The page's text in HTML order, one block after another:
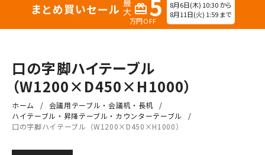
まとめ買いセール redeem
万円OFF
8月6日(木) 10:30 から
8月11日(火) 1:59 まで
口の字脚ハイテーブル
（W1200×D450×H1000）
ホーム
会議用テーブル・会議机・長机
ハイテーブル・昇降テーブル・カウンターテーブル
口の字脚ハイテーブル（W1200×D450×H1000）